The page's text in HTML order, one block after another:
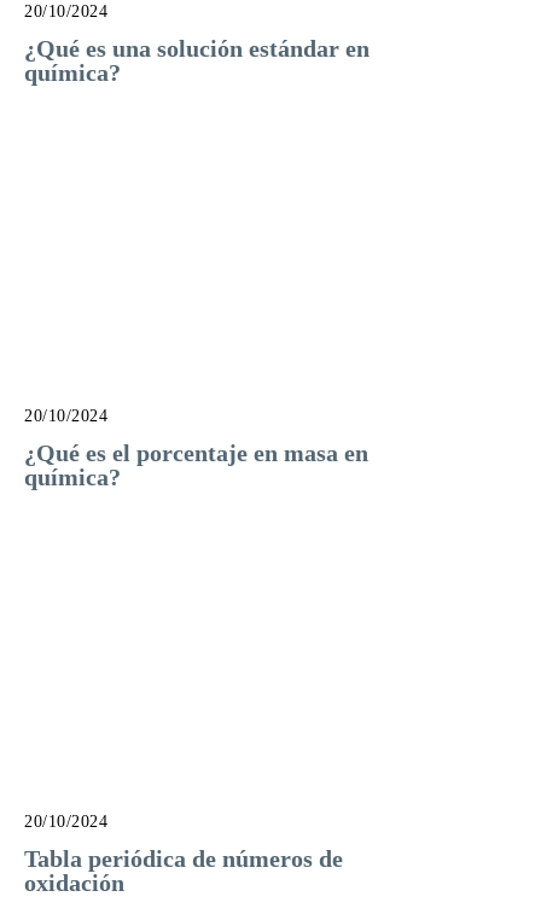
20/10/2024
¿Qué es una solución estándar en
química?
20/10/2024
¿Qué es el porcentaje en masa en
química?
20/10/2024
Tabla periódica de números de
oxidación